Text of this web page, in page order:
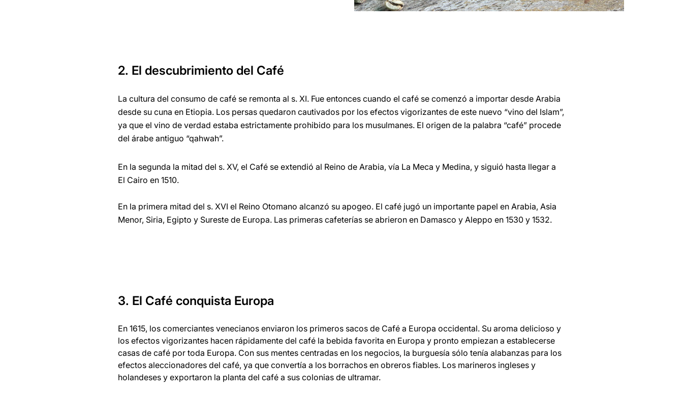
2. El descubrimiento del Café
La cultura del consumo de café se remonta al s. XI. Fue entonces cuando el café se comenzó a importar desde Arabia
desde su cuna en Etiopia. Los persas quedaron cautivados por los efectos vigorizantes de este nuevo “vino del Islam”,
ya que el vino de verdad estaba estrictamente prohibido para los musulmanes. El origen de la palabra “café” procede
del árabe antiguo “qahwah”.
En la segunda la mitad del s. XV, el Café se extendió al Reino de Arabia, vía La Meca y Medina, y siguió hasta llegar a
El Cairo en 1510.
En la primera mitad del s. XVI el Reino Otomano alcanzó su apogeo. El café jugó un importante papel en Arabia, Asia
Menor, Siria, Egipto y Sureste de Europa. Las primeras cafeterías se abrieron en Damasco y Aleppo en 1530 y 1532.
3. El Café conquista Europa
En 1615, los comerciantes venecianos enviaron los primeros sacos de Café a Europa occidental. Su aroma delicioso y
los efectos vigorizantes hacen rápidamente del café la bebida favorita en Europa y pronto empiezan a establecerse
casas de café por toda Europa. Con sus mentes centradas en los negocios, la burguesía sólo tenía alabanzas para los
efectos aleccionadores del café, ya que convertía a los borrachos en obreros fiables. Los marineros ingleses y
holandeses y exportaron la planta del café a sus colonias de ultramar.